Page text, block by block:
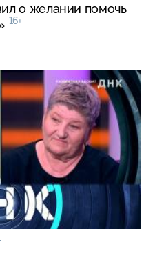
о желании помочь
16+